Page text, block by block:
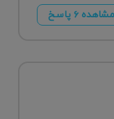
مشاهده ۶ پاسخ